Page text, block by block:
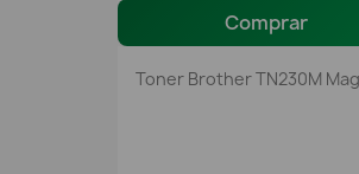
Comprar
Toner Brother TN230M